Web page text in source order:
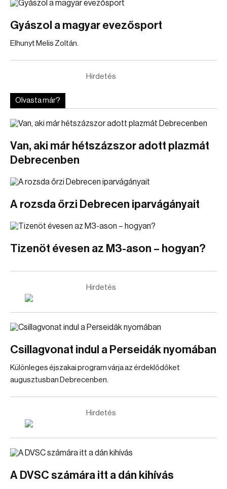
Gyászol a magyar evezősport
Elhunyt Melis Zoltán.
Hirdetés
Olvasta már?
Van, aki már hétszázszor adott plazmát
Debrecenben
A rozsda őrzi Debrecen iparvágányait
Tizenöt évesen az M3-ason – hogyan?
Hirdetés
Csillagvonat indul a Perseidák nyomában
Különleges éjszakai program várja az érdeklődőket
augusztusban Debrecenben.
Hirdetés
A DVSC számára itt a dán kihívás